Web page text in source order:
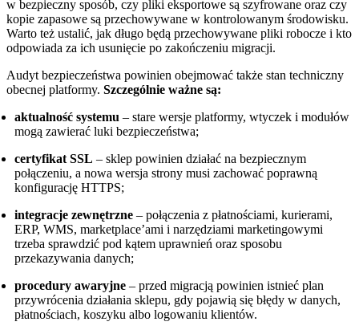
w bezpieczny sposób, czy pliki eksportowe są szyfrowane oraz czy
kopie zapasowe są przechowywane w kontrolowanym środowisku.
Warto też ustalić, jak długo będą przechowywane pliki robocze i kto
odpowiada za ich usunięcie po zakończeniu migracji.
Audyt bezpieczeństwa powinien obejmować także stan techniczny
obecnej platformy. Szczególnie ważne są:
aktualność systemu – stare wersje platformy, wtyczek i modułów
mogą zawierać luki bezpieczeństwa;
certyfikat SSL – sklep powinien działać na bezpiecznym
połączeniu, a nowa wersja strony musi zachować poprawną
konfigurację HTTPS;
integracje zewnętrzne – połączenia z płatnościami, kurierami,
ERP, WMS, marketplace’ami i narzędziami marketingowymi
trzeba sprawdzić pod kątem uprawnień oraz sposobu
przekazywania danych;
procedury awaryjne – przed migracją powinien istnieć plan
przywrócenia działania sklepu, gdy pojawią się błędy w danych,
płatnościach, koszyku albo logowaniu klientów.